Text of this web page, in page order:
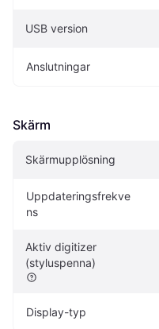
USB version
Anslutningar
Skärm
Skärmupplösning
Uppdateringsfrekve
ns
Aktiv digitizer
(styluspenna)
Display-typ